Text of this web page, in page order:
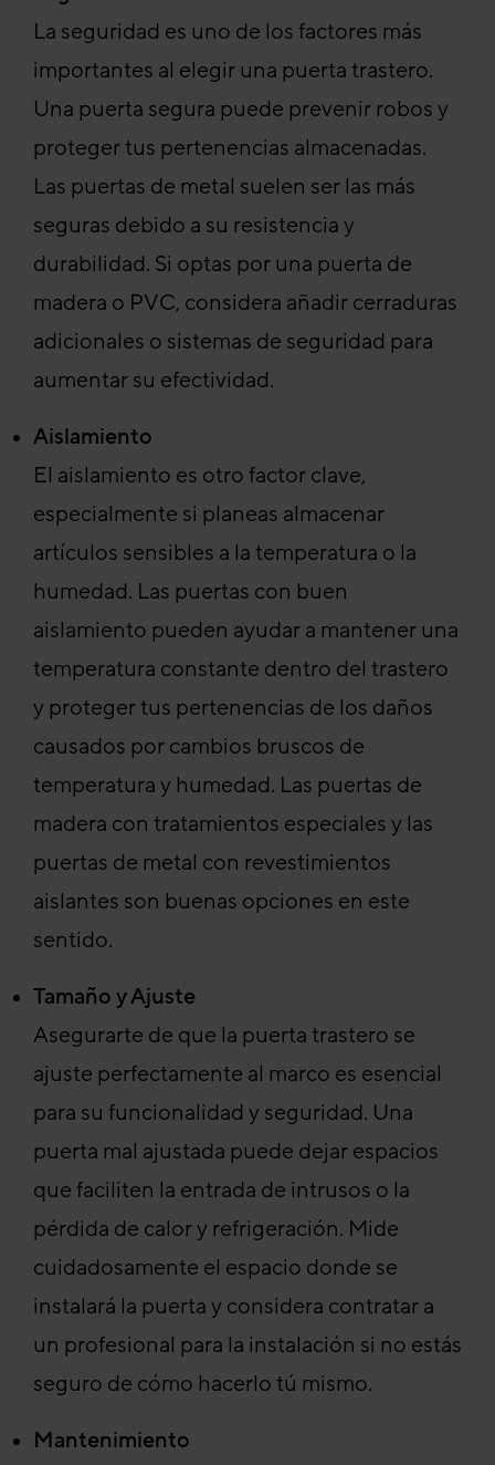
La seguridad es uno de los factores más
importantes al elegir una puerta trastero.
Una puerta segura puede prevenir robos y
proteger tus pertenencias almacenadas.
Las puertas de metal suelen ser las más
seguras debido a su resistencia y
durabilidad. Si optas por una puerta de
madera o PVC, considera añadir cerraduras
adicionales o sistemas de seguridad para
aumentar su efectividad.
Aislamiento
El aislamiento es otro factor clave,
especialmente si planeas almacenar
artículos sensibles a la temperatura o la
humedad. Las puertas con buen
aislamiento pueden ayudar a mantener una
temperatura constante dentro del trastero
y proteger tus pertenencias de los daños
causados por cambios bruscos de
temperatura y humedad. Las puertas de
madera con tratamientos especiales y las
puertas de metal con revestimientos
aislantes son buenas opciones en este
sentido.
Tamaño y Ajuste
Asegurarte de que la puerta trastero se
ajuste perfectamente al marco es esencial
para su funcionalidad y seguridad. Una
puerta mal ajustada puede dejar espacios
que faciliten la entrada de intrusos o la
pérdida de calor y refrigeración. Mide
cuidadosamente el espacio donde se
instalará la puerta y considera contratar a
un profesional para la instalación si no estás
seguro de cómo hacerlo tú mismo.
Mantenimiento